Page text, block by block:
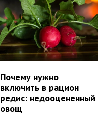
Почему нужно
включить в рацион
редис: недооцененный
овощ